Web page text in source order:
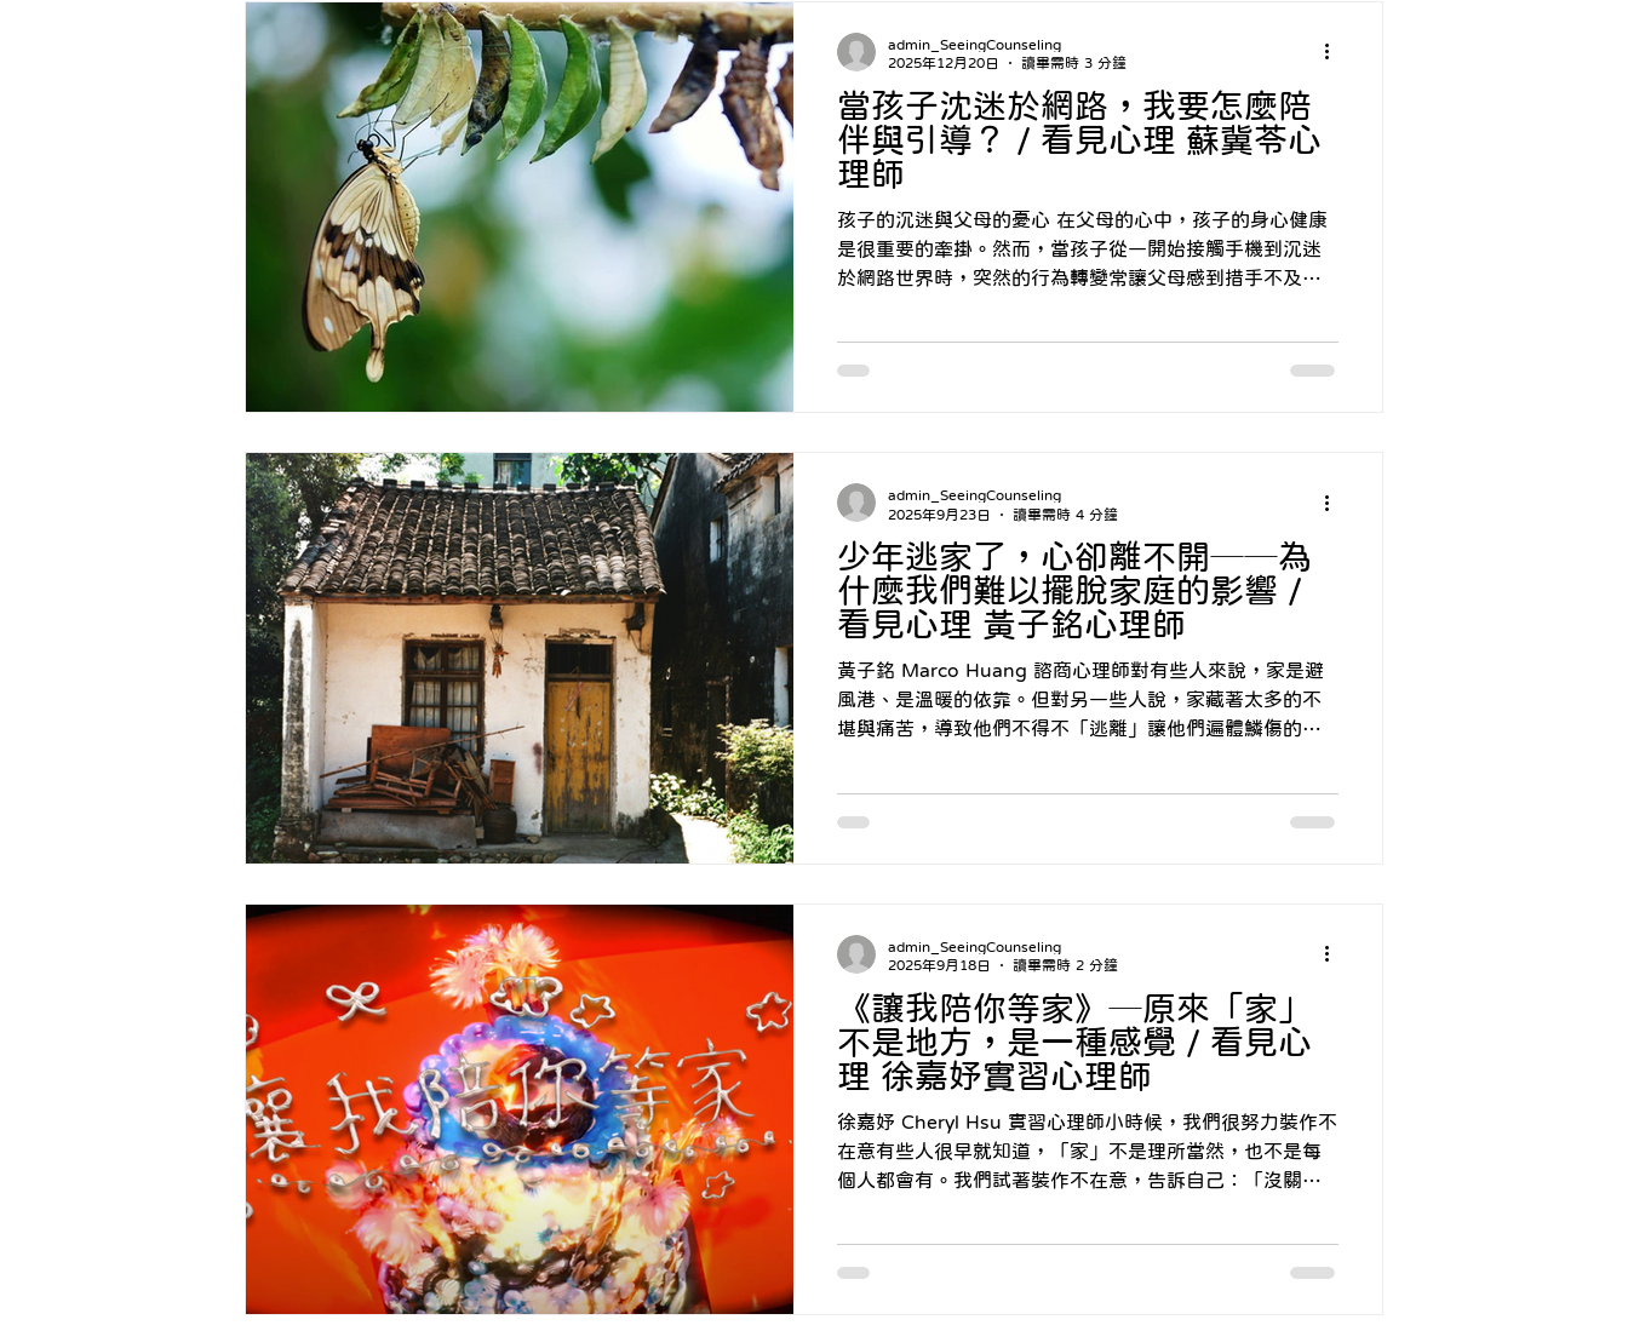
當孩子沈迷於網路，我要怎麼陪
伴與引導？ / 看見心理 蘇冀苓心
理師
孩子的沉迷與父母的憂心 在父母的心中，孩子的身心健康
是很重要的牽掛。然而，當孩子從一開始接觸手機到沉迷
於網路世界時，突然的行為轉變常讓父母感到措手不及，
腦，直到深夜仍不願意離開眼前的螢幕。更讓父母擔心
admin_SeeingCounseling
2025年12月20日
讀畢需時 3 分鐘
少年逃家了，心卻離不開──為
什麼我們難以擺脫家庭的影響 /
看見心理 黃子銘心理師
黃子銘 Marco Huang 諮商心理師對有些人來說，家是避
風港、是溫暖的依靠。但對另一些人說，家藏著太多的不
堪與痛苦，導致他們不得不「逃離」讓他們遍體鱗傷的地
繫著有些人花了好大力氣把自己拉拔長大，從小打工賺
有些人是在戀愛中發現這件事的：為什麼我找的對象總是
跟我那不負責任的爸爸一樣？ • 有些人是在年紀大了之後
發現，原來，自己庸庸碌碌一生，是為了填滿兒時的缺憾
（親情、金錢、愛）。 • 有些人驚覺，自己最不想要和媽
媽一樣，最後身邊的人卻總是說自己跟媽媽好像。家，好
像變成一個巨大黑洞，越是想逃離，越是回到原點。離家
不是背棄了父母，是不是太自私、太軟弱。每逢年節，當
身旁的人隨口問一句：「你沒有要回家嗎？」這句話精準
的命中心中的痛處。但家庭的陳年歷史，
admin_SeeingCounseling
2025年9月23日
讀畢需時 4 分鐘
《讓我陪你等家》─原來「家」
不是地方，是一種感覺 / 看見心
理 徐嘉妤實習心理師
徐嘉妤 Cheryl Hsu 實習心理師小時候，我們很努力裝作不
在意有些人很早就知道，「家」不是理所當然，也不是每
個人都會有。我們試著裝作不在意，告訴自己：「沒關
往最留在心裡。 有些傷，不是誰的錯，而是沒學會怎麼愛
admin_SeeingCounseling
2025年9月18日
讀畢需時 2 分鐘